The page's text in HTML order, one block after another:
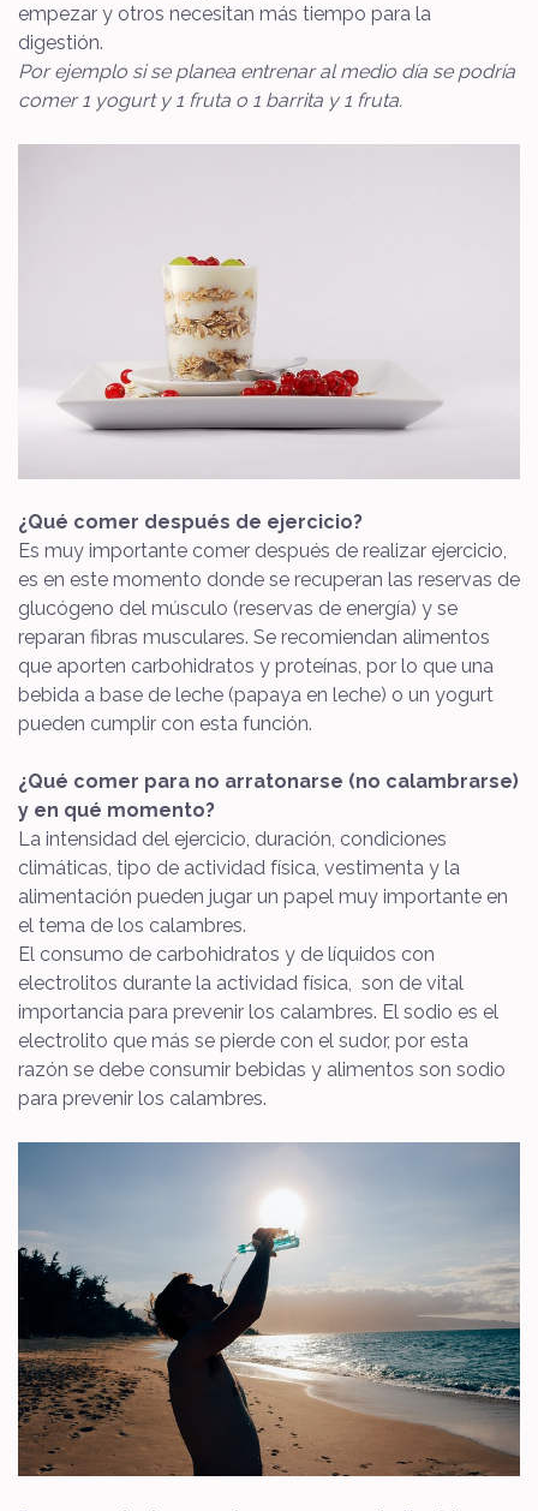
empezar y otros necesitan más tiempo para la
digestión.
Por ejemplo si se planea entrenar al medio día se podría
comer 1 yogurt y 1 fruta o 1 barrita y 1 fruta.
¿Qué comer después de ejercicio?
Es muy importante comer después de realizar ejercicio,
es en este momento donde se recuperan las reservas de
glucógeno del músculo (reservas de energía) y se
reparan fibras musculares. Se recomiendan alimentos
que aporten carbohidratos y proteínas, por lo que una
bebida a base de leche (papaya en leche) o un yogurt
pueden cumplir con esta función.
¿Qué comer para no arratonarse (no calambrarse)
y en qué momento?
La intensidad del ejercicio, duración, condiciones
climáticas, tipo de actividad física, vestimenta y la
alimentación pueden jugar un papel muy importante en
el tema de los calambres.
El consumo de carbohidratos y de líquidos con
electrolitos durante la actividad física, son de vital
importancia para prevenir los calambres. El sodio es el
electrolito que más se pierde con el sudor, por esta
razón se debe consumir bebidas y alimentos son sodio
para prevenir los calambres.